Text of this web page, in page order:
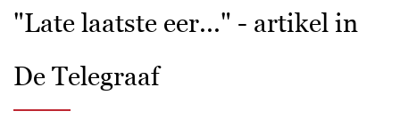
"Late laatste eer..." - artikel in
De Telegraaf